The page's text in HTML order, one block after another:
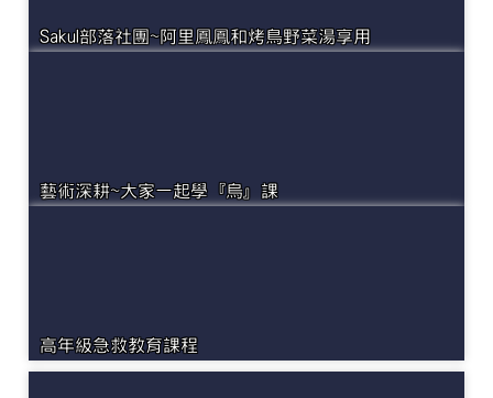
Sakul部落社團~阿里鳳鳳和烤鳥野菜湯享用
藝術深耕~大家一起學『烏』課
高年級急救教育課程